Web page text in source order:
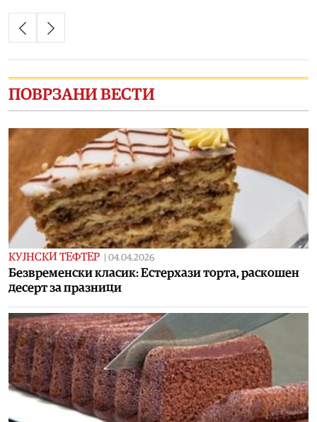
ПОВРЗАНИ ВЕСТИ
КУЈНСКИ ТЕФТЕР 04.04.2026
Безвременски класик: Естерхази торта, раскошен
десерт за празници